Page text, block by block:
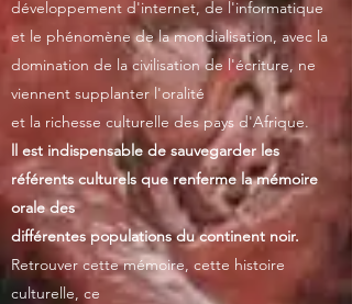
développement d'internet, de l'informatique
et le phénomène de la mondialisation, avec la
domination de la civilisation de l'écriture, ne
viennent supplanter l'oralité
et la richesse culturelle des pays d'Afrique.
ll est indispensable de sauvegarder les
référents culturels que renferme la mémoire
orale des
différentes populations du continent noir.
Retrouver cette mémoire, cette histoire
culturelle, ce